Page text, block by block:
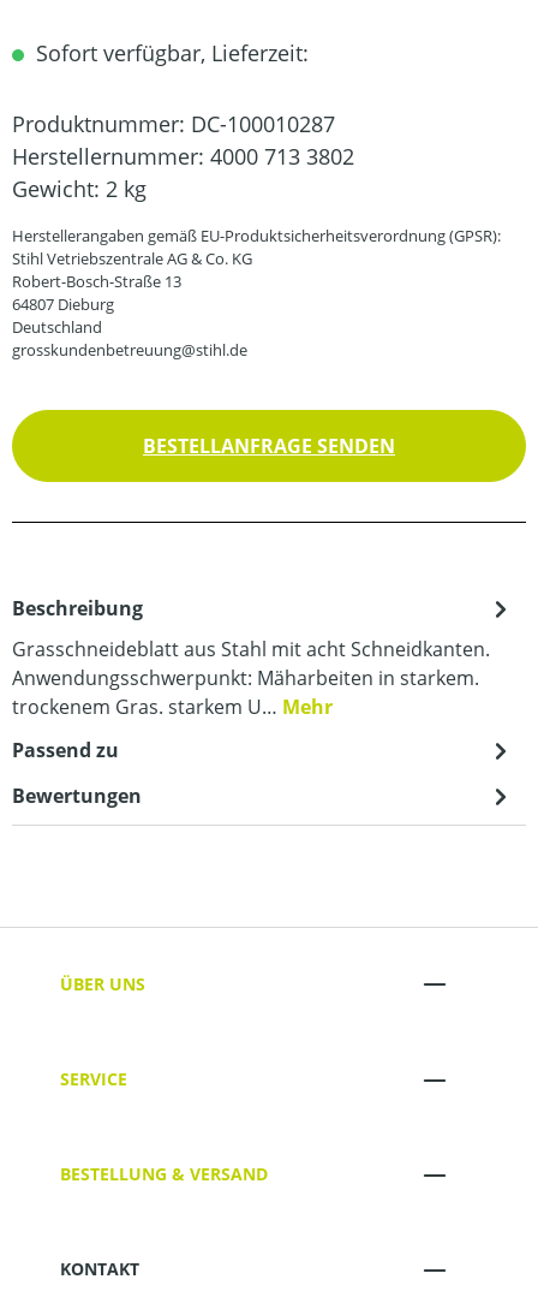
Sofort verfügbar, Lieferzeit:
Produktnummer: DC-100010287
Herstellernummer: 4000 713 3802
Gewicht: 2 kg
Herstellerangaben gemäß EU-Produktsicherheitsverordnung (GPSR):
Stihl Vetriebszentrale AG & Co. KG
Robert-Bosch-Straße 13
64807 Dieburg
Deutschland
grosskundenbetreuung@stihl.de
BESTELLANFRAGE SENDEN
Beschreibung
Grasschneideblatt aus Stahl mit acht Schneidkanten.
Anwendungsschwerpunkt: Mäharbeiten in starkem.
trockenem Gras. starkem U… Mehr
Passend zu
Bewertungen
ÜBER UNS
SERVICE
BESTELLUNG & VERSAND
KONTAKT